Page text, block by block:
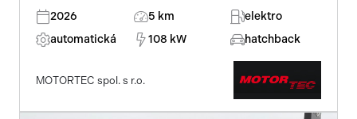
2026 5 km
elektro
automatická
108 kW hatchback
MOTORTEC spol. s r.o.